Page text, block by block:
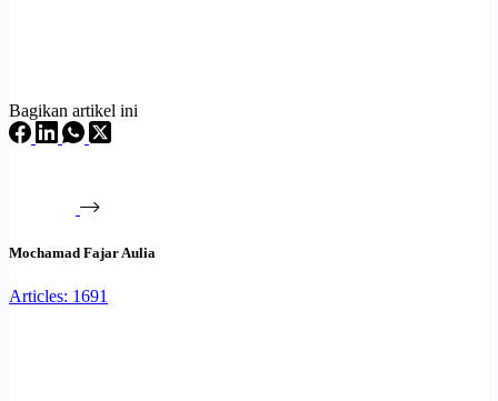
Bagikan artikel ini
Mochamad Fajar Aulia
Articles: 1691